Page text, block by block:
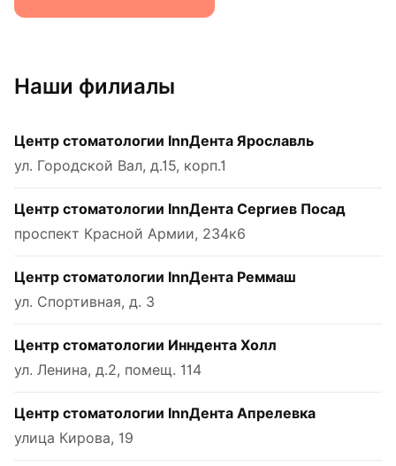
Наши филиалы
Центр стоматологии InnДента Ярославль
ул. Городской Вал, д.15, корп.1
Центр стоматологии InnДента Сергиев Посад
проспект Красной Армии, 234к6
Центр стоматологии InnДента Реммаш
ул. Спортивная, д. 3
Центр стоматологии Инндента Холл
ул. Ленина, д.2, помещ. 114
Центр стоматологии InnДента Апрелевка
улица Кирова, 19